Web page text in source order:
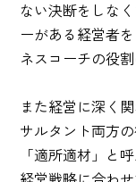
ない決断をしな
ーがある経営者
ネスコーチの役割
また経営に深く
サルタント両方
「適所適材」と